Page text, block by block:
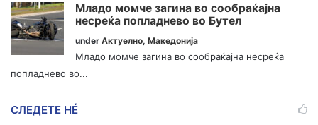
Младо момче загина во сообраќајна
несреќа попладнево во Бутел
under Актуелно, Македонија
Младо момче загина во сообраќајна несреќа
попладнево во...
СЛЕДЕТЕ НÉ